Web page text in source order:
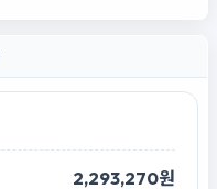
2,293,270원